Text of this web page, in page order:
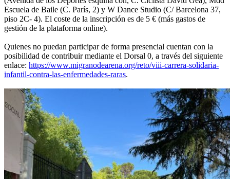
Escuela de Baile (C. París, 2) y W Dance Studio (C/ Barcelona 37,
piso 2C- 4). El coste de la inscripción es de 5 € (más gastos de
gestión de la plataforma online).
Quienes no puedan participar de forma presencial cuentan con la
posibilidad de contribuir mediante el Dorsal 0, a través del siguiente
enlace: https://www.migranodearena.org/reto/viii-carrera-solidaria-
infantil-contra-las-enfermedades-raras.